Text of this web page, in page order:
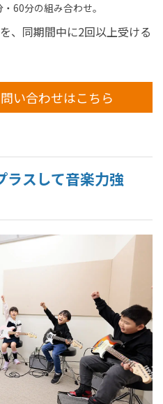
60分の組み合わせ。
、同期間中に2回以上受ける
い合わせはこちら
ラスして音楽力強